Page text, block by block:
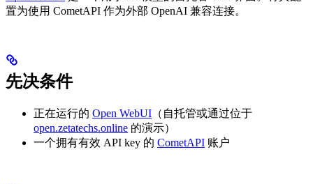
置为使用 CometAPI 作为外部 OpenAI 兼容连接。
先决条件
正在运行的 Open WebUI （自托管或通过位于
open.zetatechs.online 的演示）
一个拥有有效 API key 的 CometAPI 账户